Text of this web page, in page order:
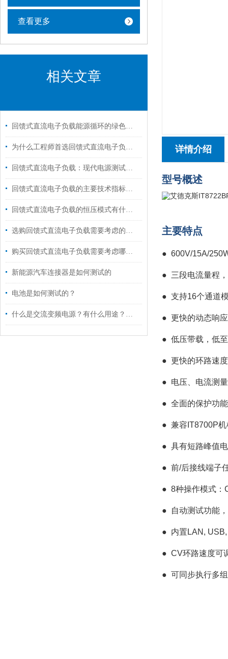
查看更多
相关文章
回馈式直流电子负载能源循环的绿色引擎
为什么工程师首选回馈式直流电子负载进行电源测试？
回馈式直流电子负载：现代电源测试与调试的得力助手
回馈式直流电子负载的主要技术指标说明
回馈式直流电子负载的恒压模式有什么用途?
选购回馈式直流电子负载需要考虑的九大要素
购买回馈式直流电子负载需要考虑哪些要素？
新能源汽车连接器是如何测试的
电池是如何测试的？
什么是交流变频电源？有什么用途？主要应用哪方面？
详情介绍
型号概述
主要特点
● 600V/15A/
● 三段电流量程
● 支持16个通道
● 更快的动态响
● 低压带载，低
● 更快的环路速
● 电压、电流测
● 全面的保护功
● 兼容IT8700P
● 具有短路峰值
● 前/后接线端子
● 8种操作模式：
● 自动测试功能
● 内置LAN,
● CV环路速度可
● 可同步执行多